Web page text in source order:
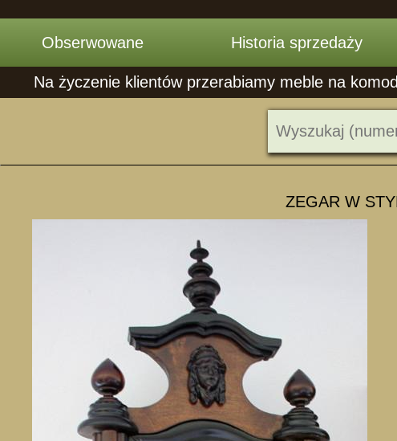
Obserwowane Historia sprzedaży
Na życzenie klientów przerabiamy meble na
ZEGAR W